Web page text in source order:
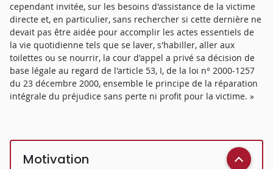
cependant invitée, sur les besoins d'assistance de la victime
directe et, en particulier, sans rechercher si cette dernière ne
devait pas être aidée pour accomplir les actes essentiels de
la vie quotidienne tels que se laver, s'habiller, aller aux
toilettes ou se nourrir, la cour d'appel a privé sa décision de
base légale au regard de l'article 53, I, de la loi n° 2000-1257
du 23 décembre 2000, ensemble le principe de la réparation
intégrale du préjudice sans perte ni profit pour la victime. »
Motivation